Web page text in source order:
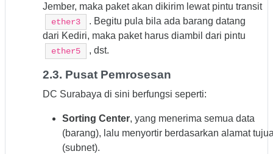
Jember, maka paket akan dikirim lewat pintu transit
ether3
. Begitu pula bila ada barang datang
dari Kediri, maka paket harus diambil dari pintu
ether5 , dst.
2.3. Pusat Pemrosesan
DC Surabaya di sini berfungsi seperti:
Sorting Center, yang menerima semua data
(barang), lalu menyortir berdasarkan alamat
(subnet).